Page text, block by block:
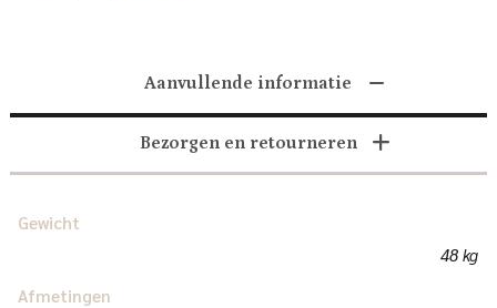
Aanvullende informatie
Bezorgen en retourneren
Gewicht
48 kg
Afmetingen